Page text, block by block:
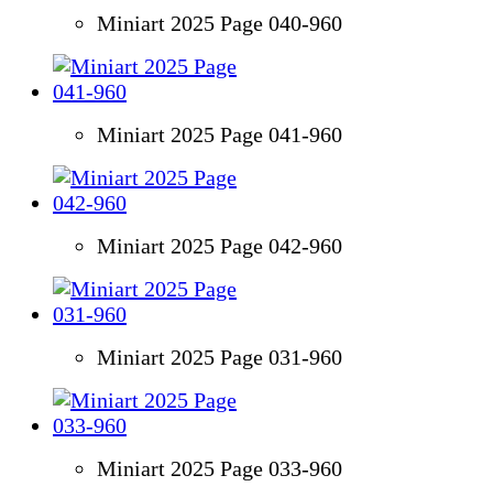
Miniart 2025 Page 040-960
Miniart 2025 Page 041-960
Miniart 2025 Page 042-960
Miniart 2025 Page 031-960
Miniart 2025 Page 033-960